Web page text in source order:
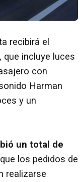
recibirá el
incluye luces
con
Harman
y un
un total de
los pedidos de
realizarse